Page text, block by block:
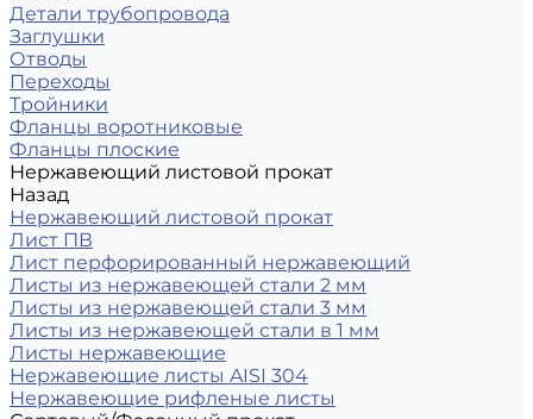
Детали трубопровода
Заглушки
Отводы
Переходы
Тройники
Фланцы воротниковые
Фланцы плоские
Нержавеющий листовой прокат
Назад
Нержавеющий листовой прокат
Лист ПВ
Лист перфорированный нержавеющий
Листы из нержавеющей стали 2 мм
Листы из нержавеющей стали 3 мм
Листы из нержавеющей стали в 1 мм
Листы нержавеющие
Нержавеющие листы AISI 304
Нержавеющие рифленые листы